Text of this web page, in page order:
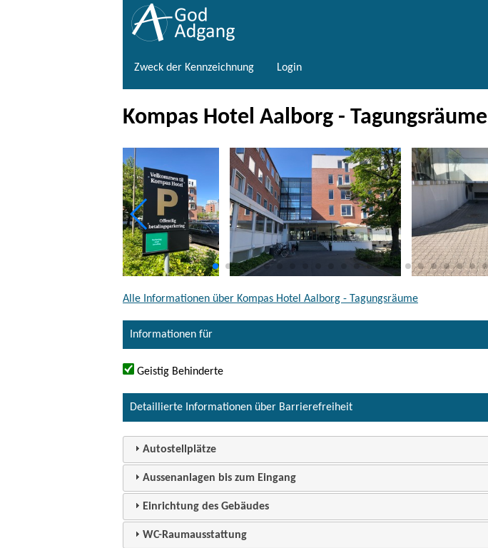
Zweck der Kennzeichnung Login
Kompas Hotel Aalborg - Tagungsräume
Alle Informationen über Kompas Hotel Aalborg - Tagungsräume
Informationen für
Geistig Behinderte
Detaillierte Informationen über Barrierefreiheit
Autostellplätze
Aussenanlagen bis zum Eingang
Einrichtung des Gebäudes
WC-Raumausstattung